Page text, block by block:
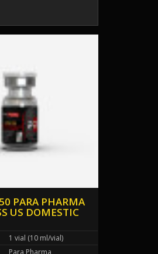
PARA PHARMA
US DOMESTIC
1 vial (10 ml/vial)
Para Pharma